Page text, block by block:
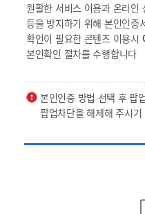
원활한 서비스 이용과 온라인
등을 방지하기 위해 본인인증
확인이 필요한 콘텐츠 이용시
본인확인 절차를 수행합니다
본인인증 방법 선택 후 팝
팝업차단을 해제해 주시기